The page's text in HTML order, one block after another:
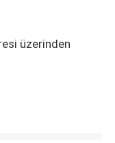
üzerinden